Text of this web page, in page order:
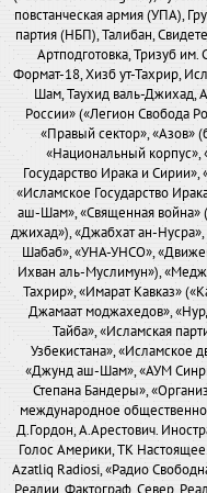
повстанческая армия (УПА),
партия (НБП), Талибан,
Артподготовка, Тризуб
Формат-18, Хизб ут-Тахрир,
Шам, Таухид валь-Джихад,
России» («Легион Свобода
«Правый сектор», «Азов»
«Национальный корпус»,
Государство Ирака и
«Исламское Государство
аш-Шам», «Священная война»
джихад»), «Джабхат ан-
Шабаб», «УНА-УНСО»,
Ихван аль-Муслимун»),
Тахрир», «Имарат Кавказ»
Джамаат моджахедов»,
Тайба», «Исламская
Узбекистана», «Исламское
«Джунд аш-Шам», «АУМ
Степана Бандеры»,
международное
Д.Гордон, А.Арестович.
Голос Америки, ТК
Azatliq Radiosi, «Радио